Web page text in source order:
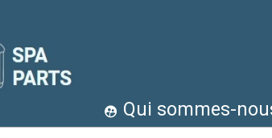
Qui sommes-